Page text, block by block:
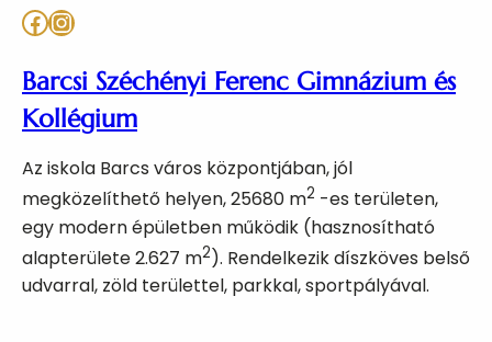
Facebook Instagram
Barcsi Széchényi Ferenc Gimnázium és
Kollégium
Az iskola Barcs város központjában, jól
megközelíthető helyen, 25680 m2 -es területen,
egy modern épületben működik (hasznosítható
alapterülete 2.627 m2). Rendelkezik díszköves belső
udvarral, zöld területtel, parkkal, sportpályával.